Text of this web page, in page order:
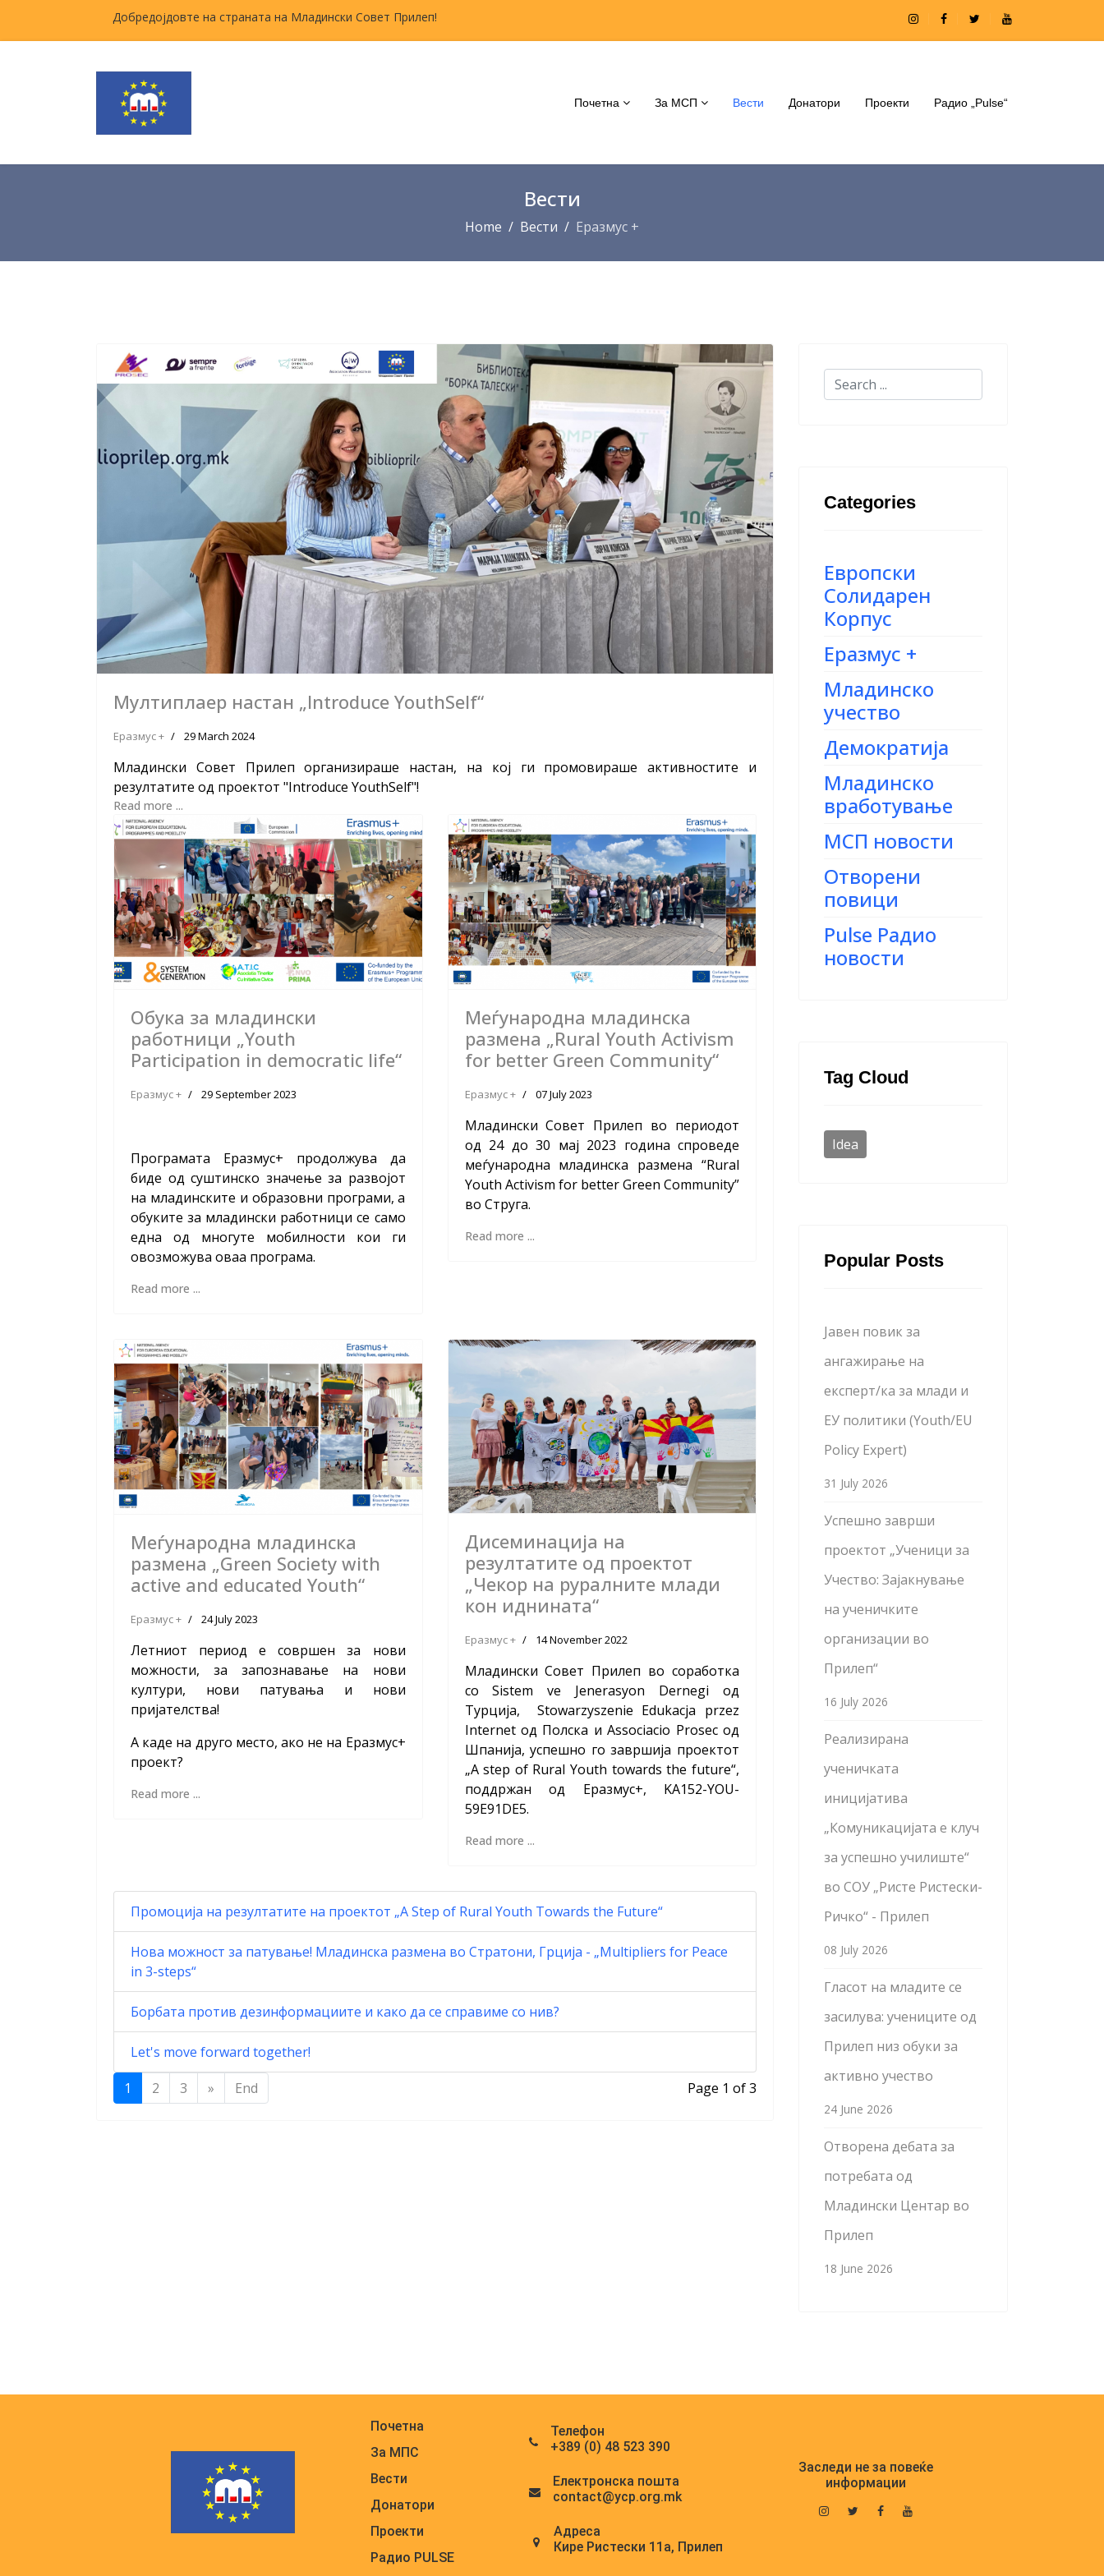
Добредојдовте на страната на Младински Совет Прилеп!
Почетна За МСП Вести Донатори Проекти Радио „Pulse“
Вести
Home Вести Еразмус +
Мултиплаер настан „Introduce YouthSelf“
Еразмус + 29 March 2024
Младински Совет Прилеп организираше настан, на кој ги промовираше активностите и
резултатите од проектот "Introduce YouthSelf"!
Read more ...
Обука за младински
работници „Youth
Participation in democratic life“
Еразмус + 29 September 2023
Програмата Еразмус+ продолжува да
биде од суштинско значење за развојот
на младинските и образовни програми, а
обуките за младински работници се само
една од многуте мобилности кои ги
овозможува оваа програма.
Read more ...
Меѓународна младинска
размена „Rural Youth Activism
for better Green Community“
Еразмус + 07 July 2023
Младински Совет Прилеп во периодот
од 24 до 30 мај 2023 година спроведе
меѓународна младинска размена “Rural
Youth Activism for better Green Community”
во Струга.
Read more ...
Меѓународна младинска
размена „Green Society with
active and educated Youth“
Еразмус + 24 July 2023
Летниот период е совршен за нови
можности, за запознавање на нови
култури, нови патувања и нови
пријателства!
А каде на друго место, ако не на Еразмус+
проект?
Read more ...
Дисеминација на
резултатите од проектот
„Чекор на руралните млади
кон иднината“
Еразмус + 14 November 2022
Младински Совет Прилеп во соработка
со Sistem ve Jenerasyon Dernegi од
Турција, Stowarzyszenie Edukacja przez
Internet од Полска и Associacio Prosec од
Шпанија, успешно го завршија проектот
„A step of Rural Youth towards the future“,
поддржан од Еразмус+, KA152-YOU-
59E91DE5.
Read more ...
Промоција на резултатите на проектот „A Step of Rural Youth Towards the Future“
Нова можност за патување! Младинска размена во Стратони, Грција - „Multipliers for Peace
in 3-steps“
Борбата против дезинформациите и како да се справиме со нив?
Let's move forward together!
1
2 3 » End Page 1 of 3
Categories
Европски
Солидарен
Корпус
Еразмус +
Младинско
учество
Демократија
Младинско
вработување
МСП новости
Отворени
повици
Pulse Радио
новости
Tag Cloud
Idea
Popular Posts
Јавен повик за
ангажирање на
експерт/ка за млади и
ЕУ политики (Youth/EU
Policy Expert)
31 July 2026
Успешно заврши
проектот „Ученици за
Учество: Зајакнување
на ученичките
организации во
Прилеп“
16 July 2026
Реализирана
ученичката
иницијатива
„Комуникацијата е клуч
за успешно училиште“
во СОУ „Ристе Ристески-
Ричко“ - Прилеп
08 July 2026
Гласот на младите се
засилува: учениците од
Прилеп низ обуки за
активно учество
24 June 2026
Отворена дебата за
потребата од
Младински Центар во
Прилеп
18 June 2026
Почетна
За МПС
Вести
Донатори
Проекти
Радио PULSE
Телефон
+389 (0) 48 523 390
Електронска поштa
contact@ycp.org.mk
Адреса
Кире Ристески 11а, Прилеп
Заследи не за повеќе
информации